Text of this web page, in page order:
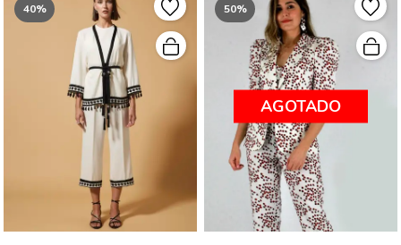
40% 50%
AGOTADO